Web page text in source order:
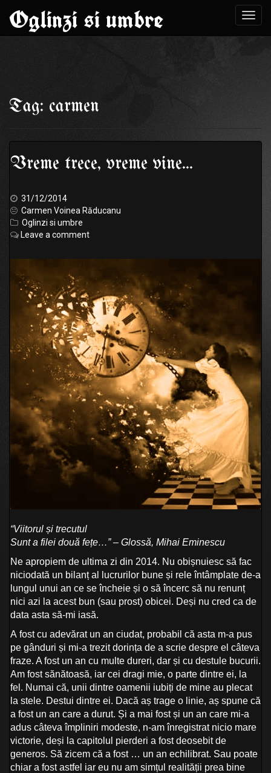
content
Oglinzi si umbre
Tag: carmen
Vreme trece, vreme vine…
31/12/2014
Carmen Voinea Răducanu
Oglinzi si umbre
Leave a comment
“Viitorul și trecutul
Sunt a filei două fețe…” – Glossă, Mihai Eminescu
Ne apropiem de ultima zi din 2014. Nu obișnuiesc să fac
niciodată un bilanț al lucrurilor bune și rele întâmplate de-a
lungul unui an ce se încheie și o să încerc să nu renunț
nici azi la acest bun (sau prost) obicei. Deși nu cred ca de
data asta să-mi iasă.
A fost cu adevărat un an ciudat, probabil că asta m-a pus
pe gânduri și mi-a trezit dorința de a scrie despre el câteva
fraze. A fost un an cu multe dureri, dar și cu destule bucurii.
Am fost sănătoasă, iar cei dragi mie, o parte dintre ei, la
fel. Numai că, unii dintre oamenii iubiți de mine au plecat
la stele. Destui dintre ei. Dacă aș trage o linie, aș spune că
a fost un an care a durut. Și a mai fost și un an care mi-a
adus câteva împliniri modeste, n-am înregistrat nicio mare
victorie, deși la capitolul pierderi a fost deosebit de
generos. Să zicem că a fost … un an echilibrat. Sau poate
chiar a fost astfel iar eu nu am simțul realității prea bine